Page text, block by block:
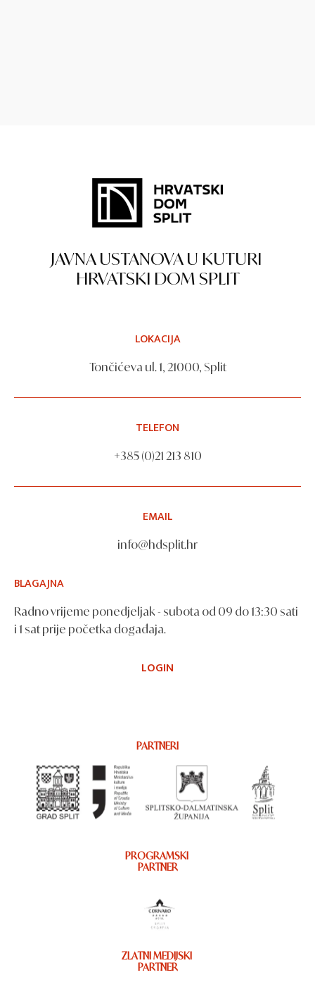
JAVNA USTANOVA U KUTURI
HRVATSKI DOM SPLIT
LOKACIJA
Tončićeva ul. 1, 21000, Split
TELEFON
+385 (0)21 213 810
EMAIL
info@hdsplit.hr
BLAGAJNA
Radno vrijeme ponedjeljak - subota od 09 do 13:30 sati
i 1 sat prije početka događaja.
LOGIN
PARTNERI
PROGRAMSKI
PARTNER
ZLATNI MEDIJSKI
PARTNER